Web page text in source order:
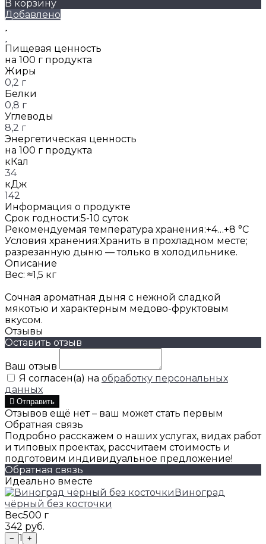
В корзину
Добавлено
Пищевая ценность
на 100 г продукта
Жиры
0,2 г
Белки
0,8 г
Углеводы
8,2 г
Энергетическая ценность
на 100 г продукта
кКал
34
кДж
142
Информация о продукте
Срок годности:5-10 суток
Рекомендуемая температура хранения:+4…+8 °C
Условия хранения:Хранить в прохладном месте;
разрезанную дыню — только в холодильнике.
Описание
Вес: ≈1,5 кг
Сочная ароматная дыня с нежной сладкой
мякотью и характерным медово-фруктовым
вкусом.
Отзывы
Оставить отзыв
Ваш отзыв
Я согласен(а) на обработку персональных
данных
Отправить
Отзывов ещё нет – ваш может стать первым
Обратная связь
Подробно расскажем о наших услугах, видах работ
и типовых проектах, рассчитаем стоимость и
подготовим индивидуальное предложение!
Обратная связь
Идеально вместе
Виноград
чёрный без косточки
Вес500 г
342 руб.
− 1 +